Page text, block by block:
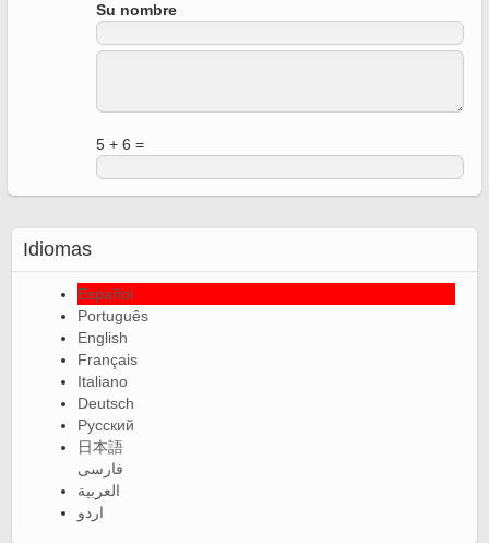
Su nombre
5 + 6 =
Idiomas
Español
Português
English
Français
Italiano
Deutsch
Русский
日本語
فارسی
العربية
اردو